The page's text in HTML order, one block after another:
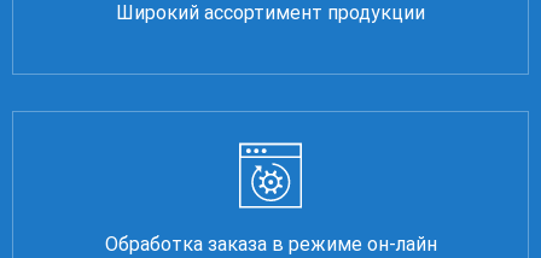
Широкий ассортимент продукции
Обработка заказа в режиме он-лайн